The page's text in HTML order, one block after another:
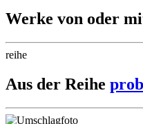
Werke von oder
reihe
Aus der Reihe